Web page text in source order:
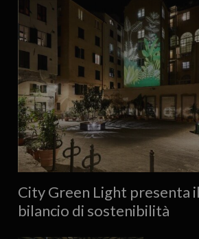
City Green Light presenta
bilancio di sostenibilità